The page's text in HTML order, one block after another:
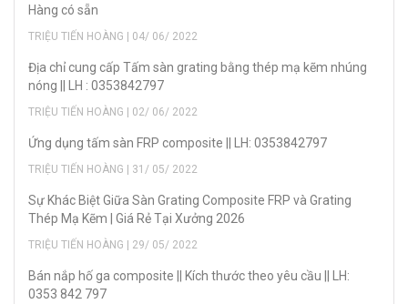
Hàng có sẵn
TRIỆU TIẾN HOÀNG | 04/ 06/ 2022
Địa chỉ cung cấp Tấm sàn grating bằng thép mạ kẽm nhúng
nóng || LH : 0353842797
TRIỆU TIẾN HOÀNG | 02/ 06/ 2022
Ứng dụng tấm sàn FRP composite || LH: 0353842797
TRIỆU TIẾN HOÀNG | 31/ 05/ 2022
Sự Khác Biệt Giữa Sàn Grating Composite FRP và Grating
Thép Mạ Kẽm | Giá Rẻ Tại Xưởng 2026
TRIỆU TIẾN HOÀNG | 29/ 05/ 2022
Bán nắp hố ga composite || Kích thước theo yêu cầu || LH:
0353 842 797